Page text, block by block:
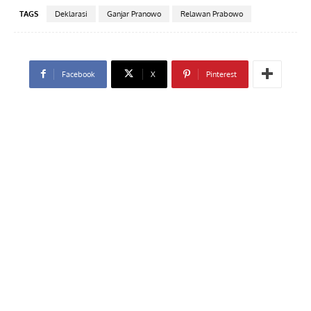
TAGS Deklarasi Ganjar Pranowo Relawan Prabowo
Facebook X Pinterest